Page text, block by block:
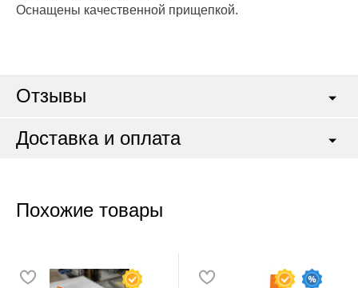
Оснащены качественной прищепкой.
Отзывы
Доставка и оплата
Похожие товары